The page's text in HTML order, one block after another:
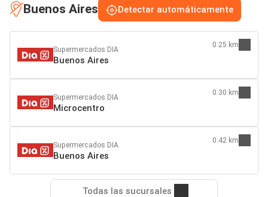
Buenos Aires Detectar automáticamente
Supermercados DIA
Buenos Aires
0.25 km
Supermercados DIA
Microcentro
0.30 km
Supermercados DIA
Buenos Aires
0.42 km
Todas las sucursales